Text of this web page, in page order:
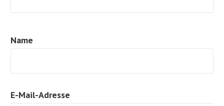
Name
E-Mail-Adresse